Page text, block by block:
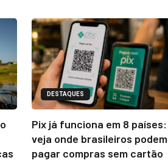
DESTAQUES
Pix já funciona em 8 países:
veja onde brasileiros podem
pagar compras sem cartão